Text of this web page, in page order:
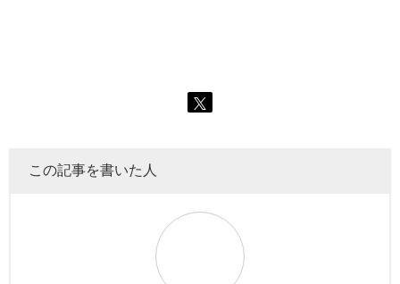
この記事を書いた人